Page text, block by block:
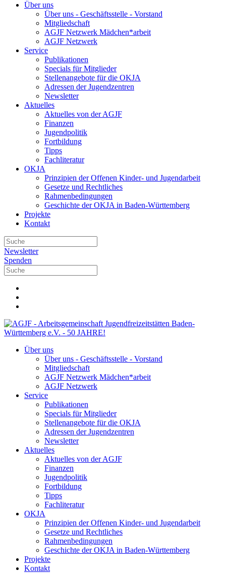
Über uns
Über uns - Geschäftsstelle - Vorstand
Mitgliedschaft
AGJF Netzwerk Mädchen*arbeit
AGJF Netzwerk
Service
Publikationen
Specials für Mitglieder
Stellenangebote für die OKJA
Adressen der Jugendzentren
Newsletter
Aktuelles
Aktuelles von der AGJF
Finanzen
Jugendpolitik
Fortbildung
Tipps
Fachliteratur
OKJA
Prinzipien der Offenen Kinder- und Jugendarbeit
Gesetze und Rechtliches
Rahmenbedingungen
Geschichte der OKJA in Baden-Württemberg
Projekte
Kontakt
Newsletter
Spenden
Über uns
Über uns - Geschäftsstelle - Vorstand
Mitgliedschaft
AGJF Netzwerk Mädchen*arbeit
AGJF Netzwerk
Service
Publikationen
Specials für Mitglieder
Stellenangebote für die OKJA
Adressen der Jugendzentren
Newsletter
Aktuelles
Aktuelles von der AGJF
Finanzen
Jugendpolitik
Fortbildung
Tipps
Fachliteratur
OKJA
Prinzipien der Offenen Kinder- und Jugendarbeit
Gesetze und Rechtliches
Rahmenbedingungen
Geschichte der OKJA in Baden-Württemberg
Projekte
Kontakt